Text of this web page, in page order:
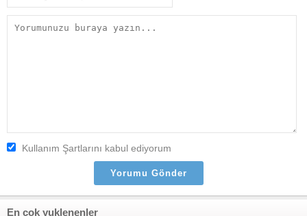
Kullanım Şartlarını kabul ediyorum
En çok yuklenenler